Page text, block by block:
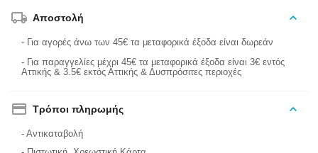
Αποστολή
- Για αγορές άνω των 45€ τα μεταφορικά έξοδα είναι δωρεάν
- Για παραγγελίες μέχρι 45€ τα μεταφορικά έξοδα είναι 3€ εντός
Αττικής & 3.5€ εκτός Αττικής & Δυσπρόσιτες περιοχές
Τρόποι πληρωμής
- Αντικαταβολή